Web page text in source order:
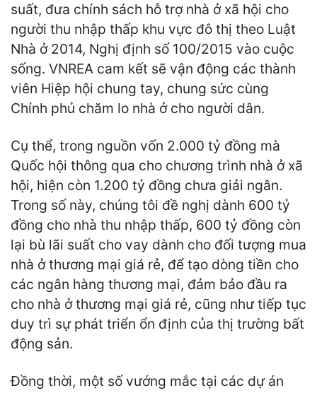
suất, đưa chính sách hỗ trợ nhà ở xã hội cho
người thu nhập thấp khu vực đô thị theo Luật
Nhà ở 2014, Nghị định số 100/2015 vào cuộc
sống. VNREA cam kết sẽ vận động các thành
viên Hiệp hội chung tay, chung sức cùng
Chính phủ chăm lo nhà ở cho người dân.
Cụ thể, trong nguồn vốn 2.000 tỷ đồng mà
Quốc hội thông qua cho chương trình nhà ở xã
hội, hiện còn 1.200 tỷ đồng chưa giải ngân.
Trong số này, chúng tôi đề nghị dành 600 tỷ
đồng cho nhà thu nhập thấp, 600 tỷ đồng còn
lại bù lãi suất cho vay dành cho đối tượng mua
nhà ở thương mại giá rẻ, để tạo dòng tiền cho
các ngân hàng thương mại, đảm bảo đầu ra
cho nhà ở thương mại giá rẻ, cũng như tiếp tục
duy trì sự phát triển ổn định của thị trường bất
động sản.
Đồng thời, một số vướng mắc tại các dự án